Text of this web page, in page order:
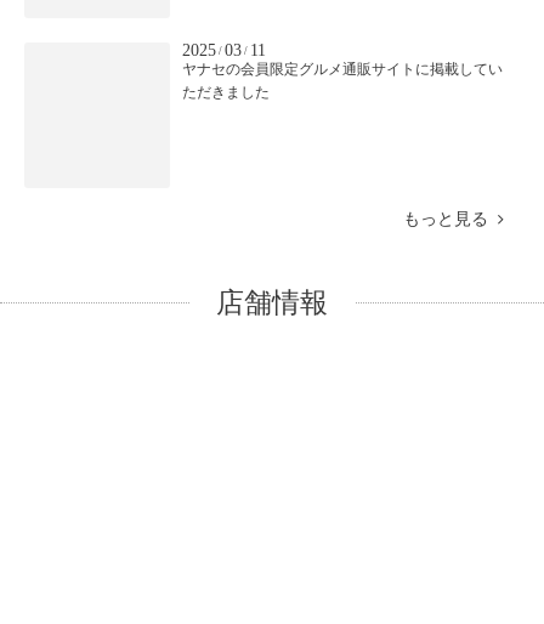
2025 / 03 / 11
ヤナセの会員限定グルメ通販サイトに掲載してい
ただきました
もっと見る
店舗情報